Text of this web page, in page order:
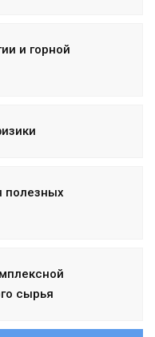
и горной
полезных
сырья